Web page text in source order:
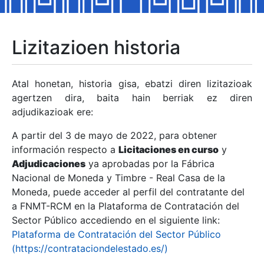
Erakutsi/Ezkutatu
Erakutsi/Ezkutatu
Erakutsi/Ezkutatu
Erakutsi/Ezkutatu
Erakutsi/Ezkutatu
Lizitazioen historia
Atal honetan, historia gisa, ebatzi diren lizitazioak
agertzen dira, baita hain berriak ez diren
adjudikazioak ere:
A partir del 3 de mayo de 2022, para obtener
información respecto a Licitaciones en curso y
Adjudicaciones ya aprobadas por la Fábrica
Nacional de Moneda y Timbre - Real Casa de la
Moneda, puede acceder al perfil del contratante del
a FNMT-RCM en la Plataforma de Contratación del
Sector Público accediendo en el siguiente link:
Plataforma de Contratación del Sector Público
(https://contrataciondelestado.es/)